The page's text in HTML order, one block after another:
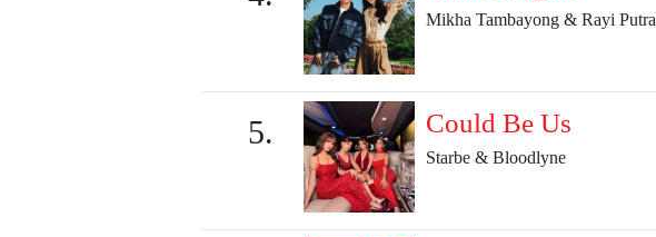
Mikha Tambayong & Rayi Putra
Could Be Us
Starbe & Bloodlyne